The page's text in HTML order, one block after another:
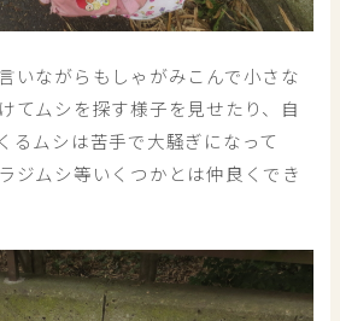
いながらもしゃがみこんで小さな
てムシを探す様子を見せたり、自
るムシは苦手で大騒ぎになって
ジムシ等いくつかとは仲良くでき